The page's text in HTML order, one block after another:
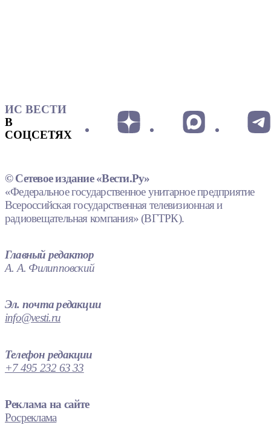
ИС ВЕСТИ
В
СОЦСЕТЯХ
© Сетевое издание «Вести.Ру»
«Федеральное государственное унитарное предприятие
Всероссийская государственная телевизионная и
радиовещательная компания» (ВГТРК).
Главный редактор
А. А. Филипповский
Эл. почта редакции
info@vesti.ru
Телефон редакции
+7 495 232 63 33
Реклама на сайте
Росреклама